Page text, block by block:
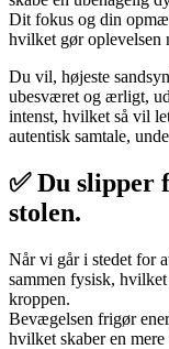
Dit fokus og din
hvilket gør oplevelsen
Du vil, højeste
ubesværet og ærligt,
intenst, hvilket så vil
autentisk samtale,
✅ Du slipper
stolen.
Når vi går i stedet for
sammen fysisk,
kroppen.
Bevægelsen frigør
hvilket skaber en